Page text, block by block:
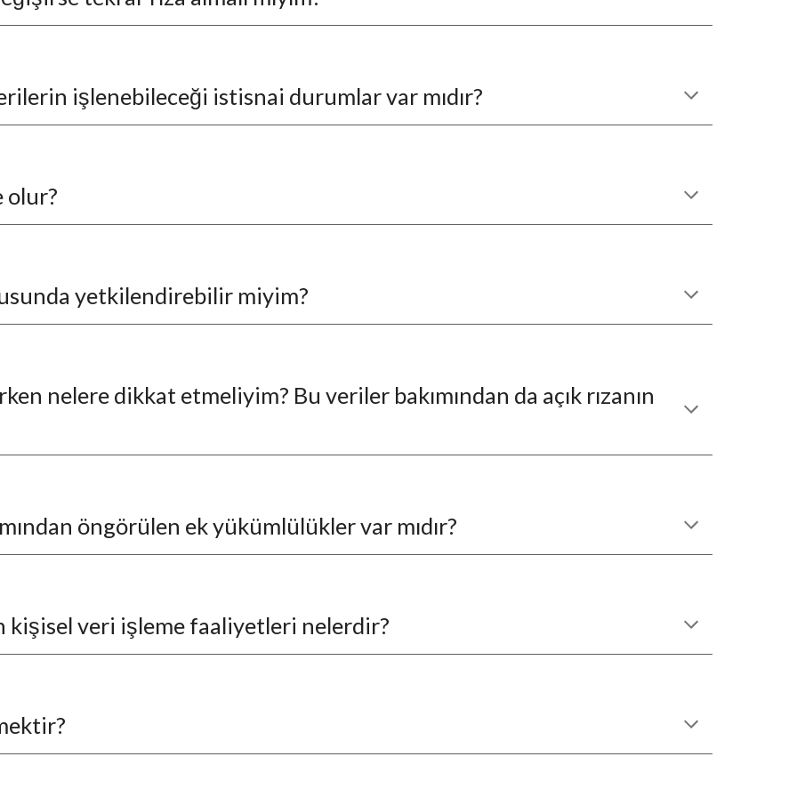
işlenebileceği istisnai durumlar var mıdır?
olur?
yetkilendirebilir miyim?
nelere dikkat etmeliyim? Bu veriler bakımından da açık rızanın
öngörülen ek yükümlülükler var mıdır?
kişisel veri işleme faaliyetleri nelerdir?